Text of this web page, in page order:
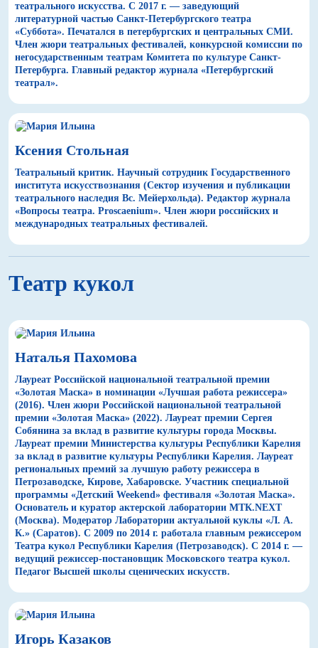
театрального искусства. С 2017 г. — заведующий
литературной частью Санкт-Петербургского театра
«Суббота». Печатался в петербургских и центральных СМИ.
Член жюри театральных фестивалей, конкурсной комиссии по
негосударственным театрам Комитета по культуре Санкт-
Петербурга. Главный редактор журнала «Петербургский
театрал».
Ксения Стольная
Театральный критик. Научный сотрудник Государственного
института искусствознания (Сектор изучения и публикации
театрального наследия Вс. Мейерхольда). Редактор журнала
«Вопросы театра. Proscaenium». Член жюри российских и
международных театральных фестивалей.
Театр кукол
Наталья Пахомова
Лауреат Российской национальной театральной премии
«Золотая Маска» в номинации «Лучшая работа режиссера»
(2016). Член жюри Российской национальной театральной
премии «Золотая Маска» (2022). Лауреат премии Сергея
Собянина за вклад в развитие культуры города Москвы.
Лауреат премии Министерства культуры Республики Карелия
за вклад в развитие культуры Республики Карелия. Лауреат
региональных премий за лучшую работу режиссера в
Петрозаводске, Кирове, Хабаровске. Участник специальной
программы «Детский Weekend» фестиваля «Золотая Маска».
Основатель и куратор актерской лаборатории МТК.NEXT
(Москва). Модератор Лаборатории актуальной куклы «Л. А.
К.» (Саратов). С 2009 по 2014 г. работала главным режиссером
Театра кукол Республики Карелия (Петрозаводск). С 2014 г. —
ведущий режиссер-постановщик Московского театра кукол.
Педагог Высшей школы сценических искусств.
Игорь Казаков